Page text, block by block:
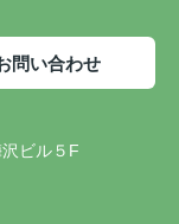
問い合わせ
ビル５F